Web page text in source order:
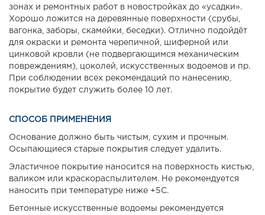
зонах и ремонтных работ в новостройках до «усадки».
Хорошо ложится на деревянные поверхности (срубы,
вагонка, заборы, скамейки, беседки). Отлично подойдёт
для окраски и ремонта черепичной, шиферной или
цинковой кровли (не подвергающимся механическим
повреждениям), цоколей, искусственных водоемов и пр.
При соблюдении всех рекомендаций по нанесению,
покрытие будет служить более 10 лет.
СПОСОБ ПРИМЕНЕНИЯ
Основание должно быть чистым, сухим и прочным.
Осыпающиеся старые покрытия следует удалить.
Эластичное покрытие наносится на поверхность кистью,
валиком или краскораспылителем. Не рекомендуется
наносить при температуре ниже +5С.
Бетонные искусственные водоемы рекомендуется